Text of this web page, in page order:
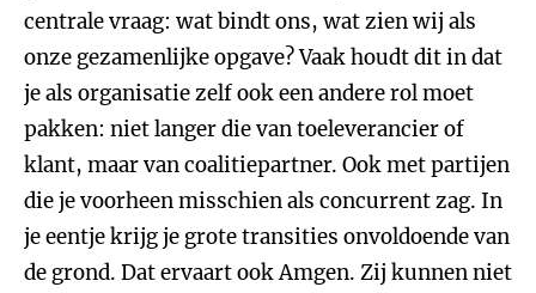
centrale vraag: wat bindt ons, wat zien wij als
onze gezamenlijke opgave? Vaak houdt dit in dat
je als organisatie zelf ook een andere rol moet
pakken: niet langer die van toeleverancier of
klant, maar van coalitiepartner. Ook met partijen
die je voorheen misschien als concurrent zag. In
je eentje krijg je grote transities onvoldoende van
de grond. Dat ervaart ook Amgen. Zij kunnen niet